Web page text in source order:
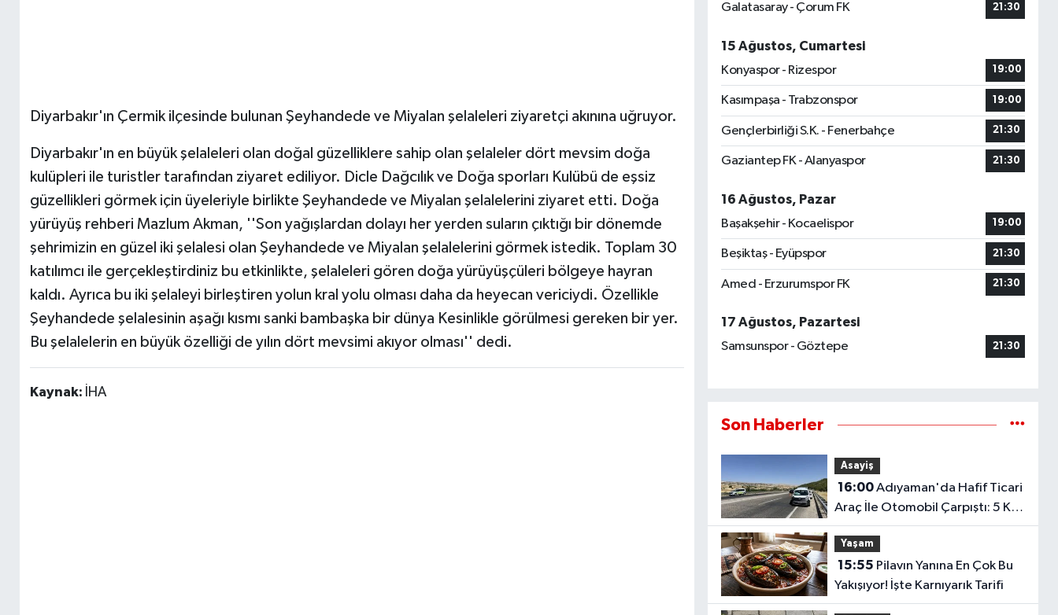
Diyarbakır'ın Çermik ilçesinde bulunan Şeyhandede ve Miyalan şelaleleri ziyaretçi akınına uğruyor.
Diyarbakır'ın en büyük şelaleleri olan doğal güzelliklere sahip olan şelaleler dört mevsim doğa
kulüpleri ile turistler tarafından ziyaret ediliyor. Dicle Dağcılık ve Doğa sporları Kulübü de eşsiz
güzellikleri görmek için üyeleriyle birlikte Şeyhandede ve Miyalan şelalelerini ziyaret etti. Doğa
yürüyüş rehberi Mazlum Akman, ''Son yağışlardan dolayı her yerden suların çıktığı bir dönemde
şehrimizin en güzel iki şelalesi olan Şeyhandede ve Miyalan şelalelerini görmek istedik. Toplam 30
katılımcı ile gerçekleştirdiniz bu etkinlikte, şelaleleri gören doğa yürüyüşçüleri bölgeye hayran
kaldı. Ayrıca bu iki şelaleyi birleştiren yolun kral yolu olması daha da heyecan vericiydi. Özellikle
Şeyhandede şelalesinin aşağı kısmı sanki bambaşka bir dünya Kesinlikle görülmesi gereken bir yer.
Bu şelalelerin en büyük özelliği de yılın dört mevsimi akıyor olması'' dedi.
Kaynak: İHA
Galatasaray - Çorum FK
21:30
15 Ağustos, Cumartesi
Konyaspor - Rizespor
19:00
Kasımpaşa - Trabzonspor 19:00
Gençlerbirliği S.K. - Fenerbahçe 21:30
Gaziantep FK - Alanyaspor 21:30
16 Ağustos, Pazar
Başakşehir - Kocaelispor
19:00
Beşiktaş - Eyüpspor 21:30
Amed - Erzurumspor FK 21:30
17 Ağustos, Pazartesi
Samsunspor - Göztepe
21:30
Son Haberler
Asayiş
16:00Adıyaman'da Hafif Ticari
Araç İle Otomobil Çarpıştı: 5 Kişi
Yaralandı
Yaşam
15:55
Yakışıyor! İşte Karnıyarık Tarifi